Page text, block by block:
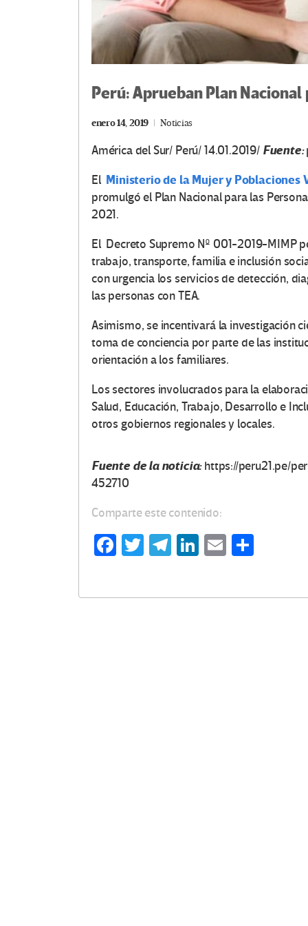
Perú: Aprueban Plan
enero 14, 2019 Noticias
América del Sur/ Perú/ 14.01.2019/Fuente:
El Ministerio de la Mujer y Poblaciones
promulgó el Plan Nacional para las
2021.
El Decreto Supremo Nº 001-2019-MIMP
trabajo, transporte, familia e inclusión
con urgencia los servicios de detección,
las personas con TEA.
Asimismo, se incentivará la investigación
toma de conciencia por parte de las
orientación a los familiares.
Los sectores involucrados para la
Salud, Educación, Trabajo, Desarrollo e
otros gobiernos regionales y locales.
Fuente de la noticia:https://peru21.pe/
452710
Comparte este contenido:
Fa T
Te Li
E